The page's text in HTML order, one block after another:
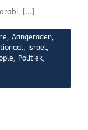
[...]
, Aangeraden,
, Israël,
, Politiek,